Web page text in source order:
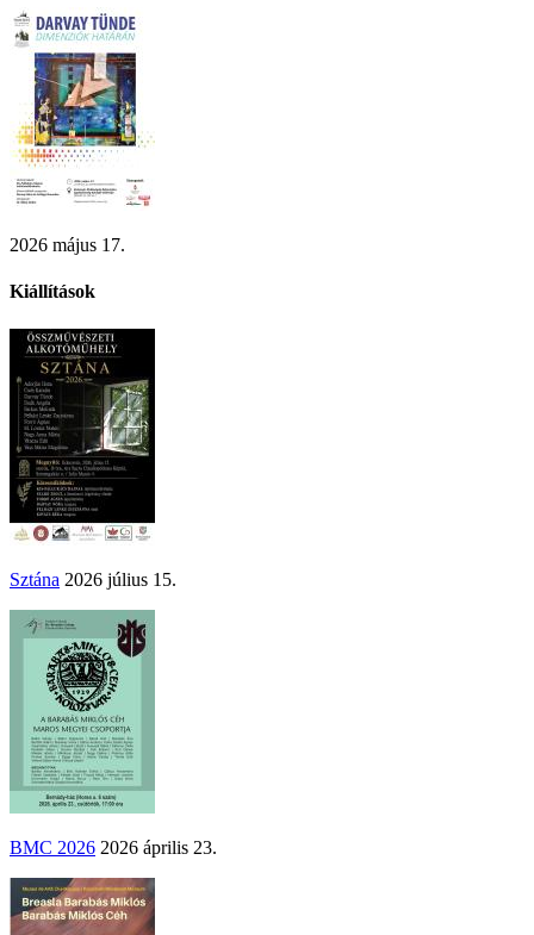
2026 május 17.
Kiállítások
Sztána 2026 július 15.
BMC 2026 2026 április 23.